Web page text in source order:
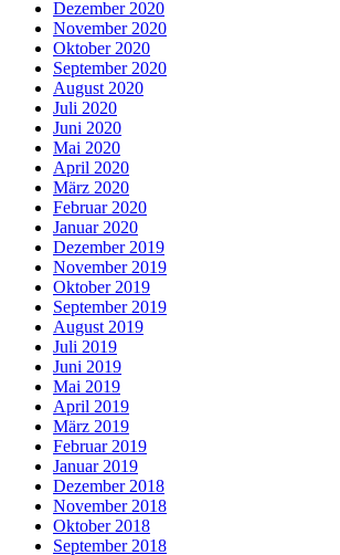
Dezember 2020
November 2020
Oktober 2020
September 2020
August 2020
Juli 2020
Juni 2020
Mai 2020
April 2020
März 2020
Februar 2020
Januar 2020
Dezember 2019
November 2019
Oktober 2019
September 2019
August 2019
Juli 2019
Juni 2019
Mai 2019
April 2019
März 2019
Februar 2019
Januar 2019
Dezember 2018
November 2018
Oktober 2018
September 2018